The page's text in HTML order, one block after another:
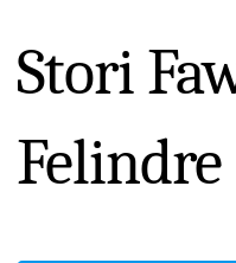
Stori
Felindre